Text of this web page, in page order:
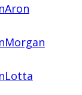
Aron
Morgan
Lotta